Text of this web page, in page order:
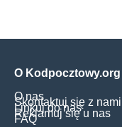
O Kodpocztowy.org
O nas
Skontaktuj się z nami
Linkuj do nas
Reklamuj się u nas
FAQ